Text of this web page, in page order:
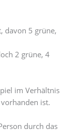
davon 5 grüne,
2 grüne, 4
im Verhältnis
ist.
durch das